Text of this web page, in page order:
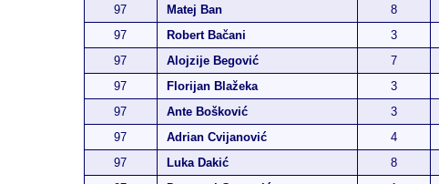
97
Matej Ban 8
97
Robert Bačani 3
97
Alojzije Begović 7
97
Florijan Blažeka 3
97
Ante Bošković 3
97
Adrian Cvijanović 4
97
Luka Dakić 8